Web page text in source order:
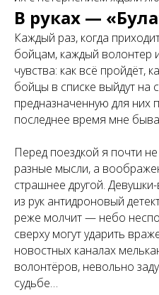
В руках —
Каждый раз, когда
бойцам, каждый волонтер
чувства: как всё пройдёт,
бойцы в списке выйдут на
предназначенную для
последнее время мне
Перед поездкой я почти
разные мысли, а
страшнее другой.
из рук антидроновый
реже молчит — небо
сверху могут ударить
новостных каналах
волонтёров, невольно
судьбе…